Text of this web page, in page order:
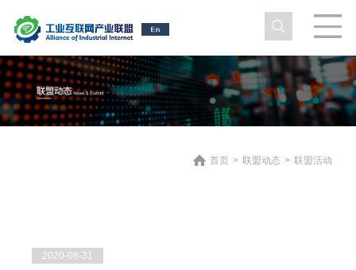
首页 > 联盟动态 > 联盟活动
2020-08-31